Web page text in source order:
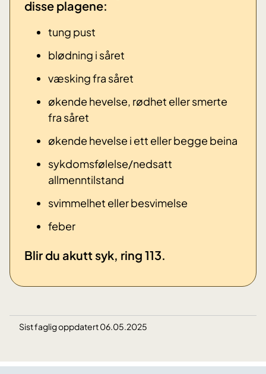
disse plagene: ​
tung pust
blødning i såret
væsking fra såret
økende hevelse, rødhet eller smerte
fra såret
økende hevelse i ett eller begge beina
sykdomsfølelse/nedsatt
allmenntilstand
svimmelhet eller besvimelse
​feber
​Blir du akutt syk, ring 113.
Sist faglig oppdatert 06.05.2025